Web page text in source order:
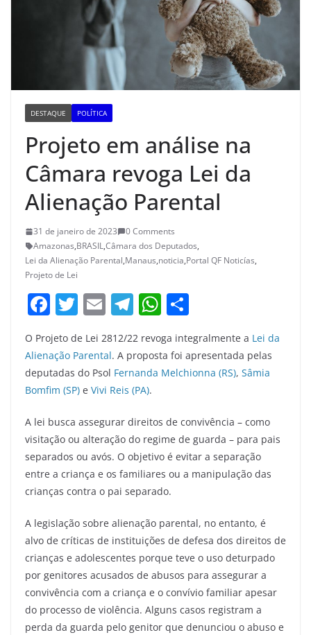
DESTAQUE POLÍTICA
Projeto em análise na
Câmara revoga Lei da
Alienação Parental
31 de janeiro de 2023
0 Comments
Amazonas,BRASIL,Câmara dos Deputados,
Lei da Alienação Parental,Manaus,noticia,Portal QF Noticías,
Projeto de Lei
F
a
c
e
b
o
o
k
T
itt
er
E
ai
l
T
e
gr
a
m
W
at
s
p
p
ar
e
O Projeto de Lei 2812/22 revoga integralmente a Lei da
Alienação Parental. A proposta foi apresentada pelas
deputadas do Psol Fernanda Melchionna (RS), Sâmia
Bomfim (SP) e Vivi Reis (PA).
A lei busca assegurar direitos de convivência – como
visitação ou alteração do regime de guarda – para pais
separados ou avós. O objetivo é evitar a separação
entre a criança e os familiares ou a manipulação das
crianças contra o pai separado.
A legislação sobre alienação parental, no entanto, é
alvo de críticas de instituições de defesa dos direitos de
crianças e adolescentes porque teve o uso deturpado
por genitores acusados de abusos para assegurar a
convivência com a criança e o convívio familiar apesar
do processo de violência. Alguns casos registram a
perda da guarda pelo genitor que denunciou o abuso e